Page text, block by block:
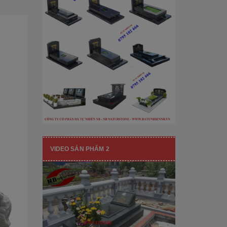
hạng mục nhận diện thương hiệu, nó
VIDEO SẢN PHẨM 2